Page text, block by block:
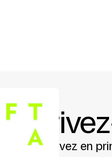
Recevez en